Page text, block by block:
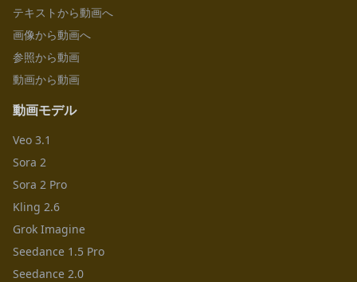
テキストから動画へ
画像から動画へ
参照から動画
動画から動画
動画モデル
Veo 3.1
Sora 2
Sora 2 Pro
Kling 2.6
Grok Imagine
Seedance 1.5 Pro
Seedance 2.0